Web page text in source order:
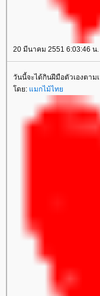
20 มีนาคม 2551 6:03:46 น.
วันนี้จะได้กินฝีมือตัวเองตา
โดย: แมกไม้ไทย